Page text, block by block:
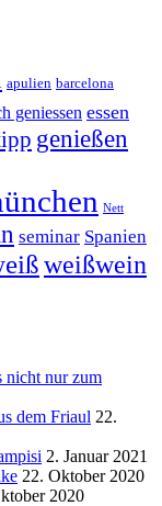
apulien barcelona
geniessen essen
genießen
Nett
seminar Spanien
weißwein
nicht nur zum
dem Friaul 22.
2. Januar 2021
22. Oktober 2020
2020